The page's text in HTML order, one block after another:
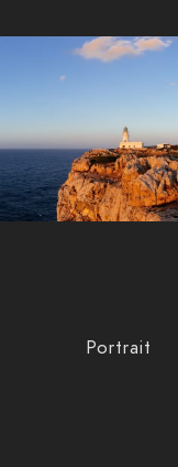
Portrait